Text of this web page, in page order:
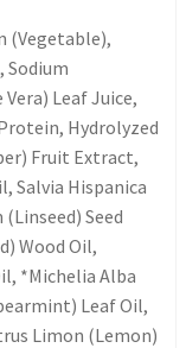
(Vegetable),
Sodium
Leaf Juice,
Hydrolyzed
Fruit Extract,
Salvia Hispanica
Seed
Wood Oil,
*Michelia Alba
Leaf Oil,
Limon (Lemon)